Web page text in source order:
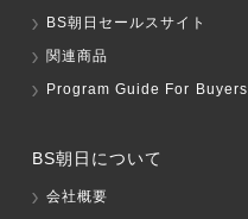
BS朝日セールスサイト
関連商品
Program Guide For Buyers
BS朝日について
会社概要